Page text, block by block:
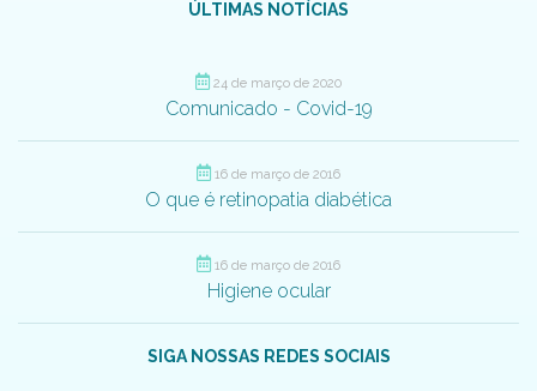
ÚLTIMAS NOTÍCIAS
24 de março de 2020
Comunicado - Covid-19
16 de março de 2016
O que é retinopatia diabética
16 de março de 2016
Higiene ocular
SIGA NOSSAS REDES SOCIAIS